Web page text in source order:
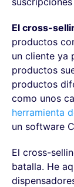
El cross-
productos
un cliente ya
productos
productos
como unos
herramienta
un software
El cross-
batalla. He